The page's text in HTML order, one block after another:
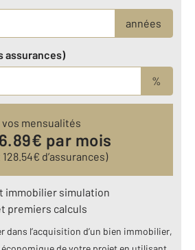
années
assurances)
%
vos mensualités
€ par mois
128.54€ d’assurances)
immobilier simulation
premiers calculs
dans l’acquisition d’un bien immobilier,